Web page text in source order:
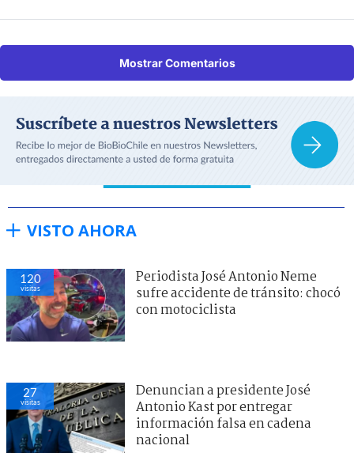
Mostrar Comentarios
VISTO AHORA
120
visitas
Periodista José Antonio Neme
sufre accidente de tránsito: chocó
con motociclista
27
visitas
Denuncian a presidente José
Antonio Kast por entregar
información falsa en cadena
nacional